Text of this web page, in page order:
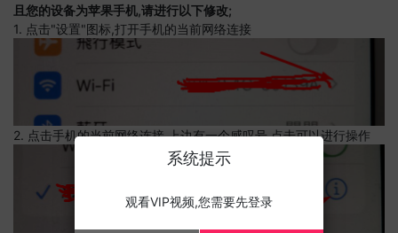
且您的设备为苹果手机,请进行以下修改;
1. 点击"设置"图标,打开手机的当前网络连接
2. 点击手机的当前网络连接,上边有一个感叹号,点击可以进行操作
系统提示
观看VIP视频,您需要先登录